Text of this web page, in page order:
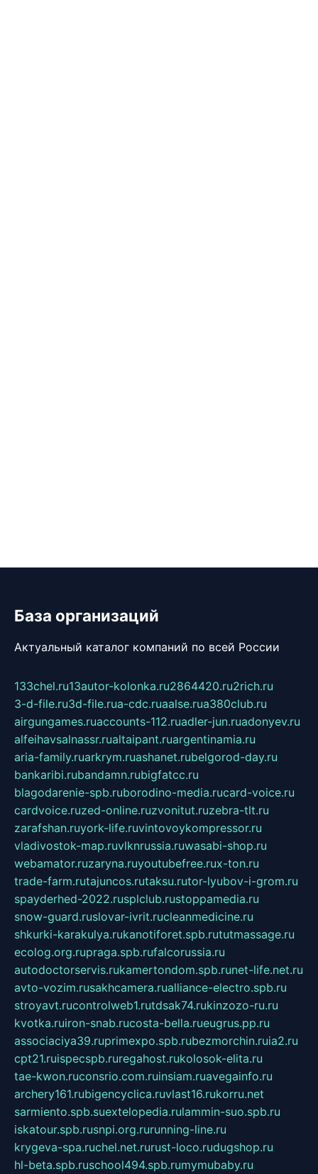
База организаций
Актуальный каталог компаний по всей России
133chel.ru13autor-kolonka.ru2864420.ru2rich.ru
3-d-file.ru3d-file.rua-cdc.ruaalse.rua380club.ru
airgungames.ruaccounts-112.ruadler-jun.ruadonyev.ru
alfeihavsalnassr.rualtaipant.ruargentinamia.ru
aria-family.ruarkrym.ruashanet.rubelgorod-day.ru
bankaribi.rubandamn.rubigfatcc.ru
blagodarenie-spb.ruborodino-media.rucard-voice.ru
cardvoice.ruzed-online.ruzvonitut.ruzebra-tlt.ru
zarafshan.ruyork-life.ruvintovoykompressor.ru
vladivostok-map.ruvlknrussia.ruwasabi-shop.ru
webamator.ruzaryna.ruyoutubefree.rux-ton.ru
trade-farm.rutajuncos.rutaksu.rutor-lyubov-i-grom.ru
spayderhed-2022.rusplclub.rustoppamedia.ru
snow-guard.ruslovar-ivrit.rucleanmedicine.ru
shkurki-karakulya.rukanotiforet.spb.rututmassage.ru
ecolog.org.rupraga.spb.rufalcorussia.ru
autodoctorservis.rukamertondom.spb.runet-life.net.ru
avto-vozim.rusakhcamera.rualliance-electro.spb.ru
stroyavt.rucontrolweb1.rutdsak74.rukinzozo-ru.ru
kvotka.ruiron-snab.rucosta-bella.rueugrus.pp.ru
associaciya39.ruprimexpo.spb.rubezmorchin.ruia2.ru
cpt21.ruispecspb.ruregahost.rukolosok-elita.ru
tae-kwon.ruconsrio.com.ruinsiam.ruavegainfo.ru
archery161.rubigencyclica.ruvlast16.rukorru.net
sarmiento.spb.suextelopedia.rulammin-suo.spb.ru
iskatour.spb.rusnpi.org.rurunning-line.ru
krygeva-spa.ruchel.net.rurust-loco.rudugshop.ru
hl-beta.spb.ruschool494.spb.rumymubaby.ru